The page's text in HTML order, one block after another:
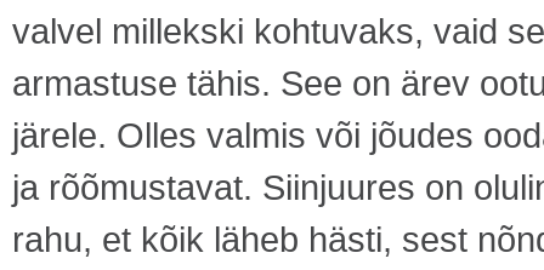
valvel millekski kohtuvaks, vaid
armastuse tähis. See on ärev
järele. Olles valmis või jõudes
ja rõõmustavat. Siinjuures on
rahu, et kõik läheb hästi, sest